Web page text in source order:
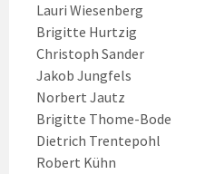
Lauri Wiesenberg
Brigitte Hurtzig
Christoph Sander
Jakob Jungfels
Norbert Jautz
Brigitte Thome-Bode
Dietrich Trentepohl
Robert Kühn